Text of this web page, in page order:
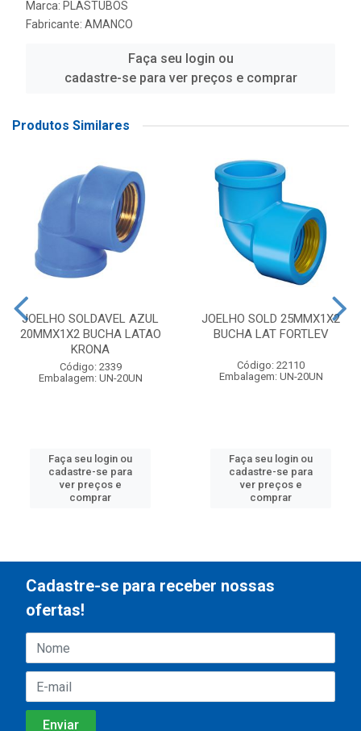
Marca: PLASTUBOS
Fabricante: AMANCO
Faça seu login ou
cadastre-se para ver preços e comprar
Produtos Similares
JOELHO SOLDAVEL AZUL
20MMX1X2 BUCHA LATAO
KRONA
Código: 2339
Embalagem: UN-20UN
Faça seu login ou
cadastre-se para
ver preços e
comprar
JOELHO SOLD 25MMX1X2
BUCHA LAT FORTLEV
Código: 22110
Embalagem: UN-20UN
Faça seu login ou
cadastre-se para
ver preços e
comprar
Cadastre-se para receber nossas
ofertas!